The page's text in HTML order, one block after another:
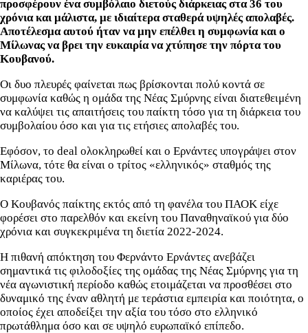
προσφέρουν ένα συμβόλαιο διετούς διάρκειας στα 36 του
χρόνια και μάλιστα, με ιδιαίτερα σταθερά υψηλές απολαβές.
Αποτέλεσμα αυτού ήταν να μην επέλθει η συμφωνία και ο
Μίλωνας να βρει την ευκαιρία να χτύπησε την πόρτα του
Κουβανού.
Οι δυο πλευρές φαίνεται πως βρίσκονται πολύ κοντά σε
συμφωνία καθώς η ομάδα της Νέας Σμύρνης είναι διατεθειμένη
να καλύψει τις απαιτήσεις του παίκτη τόσο για τη διάρκεια του
συμβολαίου όσο και για τις ετήσιες απολαβές του.
Εφόσον, το deal ολοκληρωθεί και ο Ερνάντες υπογράψει στον
Μίλωνα, τότε θα είναι ο τρίτος «ελληνικός» σταθμός της
καριέρας του.
Ο Κουβανός παίκτης εκτός από τη φανέλα του ΠΑΟΚ είχε
φορέσει στο παρελθόν και εκείνη του Παναθηναϊκού για δύο
χρόνια και συγκεκριμένα τη διετία 2022-2024.
Η πιθανή απόκτηση του Φερνάντο Ερνάντες ανεβάζει
σημαντικά τις φιλοδοξίες της ομάδας της Νέας Σμύρνης για τη
νέα αγωνιστική περίοδο καθώς ετοιμάζεται να προσθέσει στο
δυναμικό της έναν αθλητή με τεράστια εμπειρία και ποιότητα, ο
οποίος έχει αποδείξει την αξία του τόσο στο ελληνικό
πρωτάθλημα όσο και σε υψηλό ευρωπαϊκό επίπεδο.